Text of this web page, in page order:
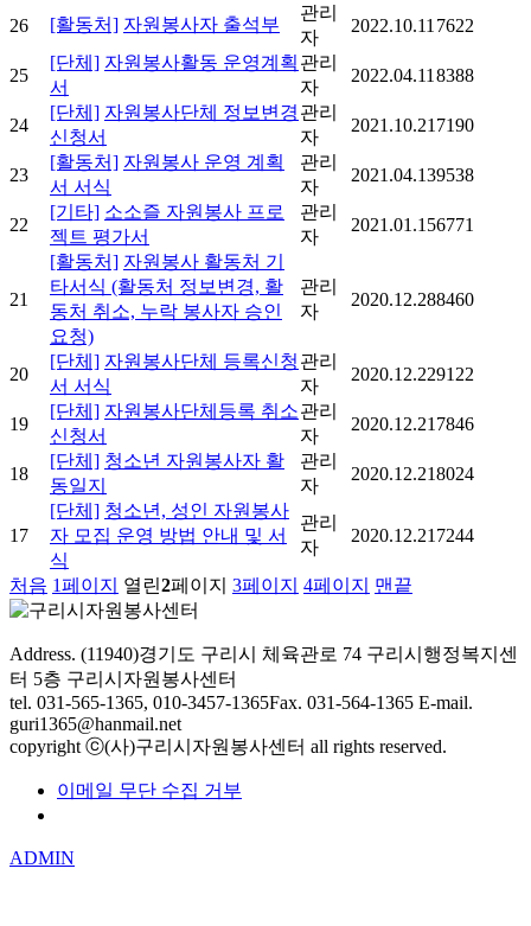
26 [활동처] 자원봉사자 출석부
관리
자
2022.10.11 7622
25
[단체] 자원봉사활동 운영계획
서
관리
자
2022.04.11 8388
24
[단체] 자원봉사단체 정보변경
신청서
관리
자
2021.10.21 7190
23
[활동처] 자원봉사 운영 계획
서 서식
관리
자
2021.04.139538
22
[기타] 소소즐 자원봉사 프로
젝트 평가서
관리
자
2021.01.156771
21
[활동처] 자원봉사 활동처 기
타서식 (활동처 정보변경, 활
동처 취소, 누락 봉사자 승인
요청)
관리
자
2020.12.288460
20
[단체] 자원봉사단체 등록신청
서 서식
관리
자
2020.12.229122
19
[단체] 자원봉사단체등록 취소
신청서
관리
자
2020.12.21 7846
18
[단체] 청소년 자원봉사자 활
동일지
관리
자
2020.12.218024
17
[단체] 청소년, 성인 자원봉사
자 모집 운영 방법 안내 및 서
식
관리
자
2020.12.21 7244
처음 1페이지 열린2페이지 3페이지 4페이지 맨끝
Address. (11940)경기도 구리시 체육관로 74 구리시행정복지센
터 5층 구리시자원봉사센터
tel. 031-565-1365, 010-3457-1365Fax. 031-564-1365 E-mail.
guri1365@hanmail.net
copyright ⓒ(사)구리시자원봉사센터 all rights reserved.
이메일 무단 수집 거부
ADMIN